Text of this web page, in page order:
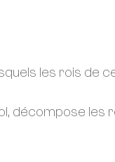
les rois de
décompose les